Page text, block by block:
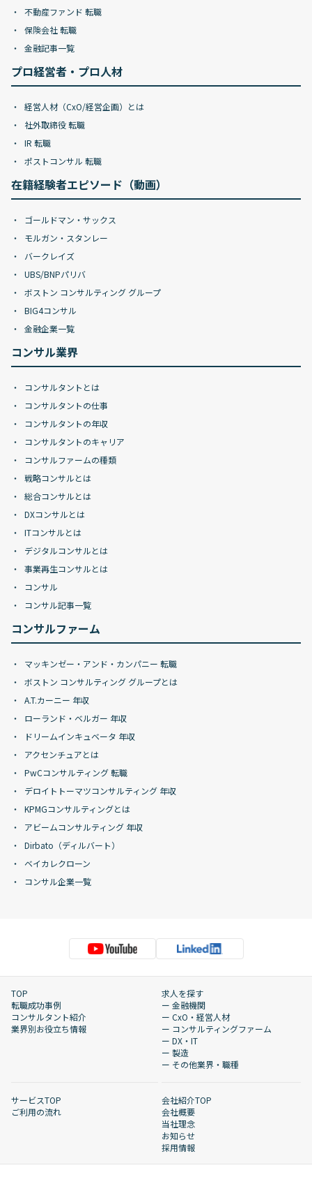
不動産ファンド 転職
保険会社 転職
金融記事一覧
プロ経営者・プロ人材
経営人材（CxO/経営企画）とは
社外取締役 転職
IR 転職
ポストコンサル 転職
在籍経験者エピソード（動画）
ゴールドマン・サックス
モルガン・スタンレー
バークレイズ
UBS/BNPパリバ
ボストン コンサルティング グループ
BIG4コンサル
金融企業一覧
コンサル業界
コンサルタントとは
コンサルタントの仕事
コンサルタントの年収
コンサルタントのキャリア
コンサルファームの種類
戦略コンサルとは
総合コンサルとは
DXコンサルとは
ITコンサルとは
デジタルコンサルとは
事業再生コンサルとは
コンサル
コンサル記事一覧
コンサルファーム
マッキンゼー・アンド・カンパニー 転職
ボストン コンサルティング グループとは
A.T.カーニー 年収
ローランド・ベルガー 年収
ドリームインキュベータ 年収
アクセンチュアとは
PwCコンサルティング 転職
デロイトトーマツコンサルティング 年収
KPMGコンサルティングとは
アビームコンサルティング 年収
Dirbato（ディルバート）
ベイカレクローン
コンサル企業一覧
TOP
転職成功事例
コンサルタント紹介
業界別お役立ち情報
求人を探す
ー 金融機関
ー CxO・経営人材
ー コンサルティングファーム
ー DX・IT
ー 製造
ー その他業界・職種
サービスTOP
ご利用の流れ
会社紹介TOP
会社概要
当社理念
お知らせ
採用情報